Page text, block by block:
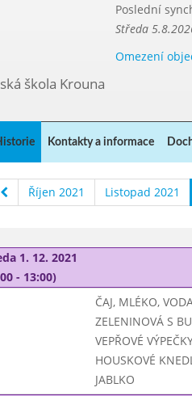
Poslední
Středa
Omezení
škola Krouna
Kontakty a informace
Říjen 2021 Listopad 2021
1. 12. 2021
- 13:00)
ČAJ, MLÉKO,
ZELENINOVÁ S
VEPŘOVÉ
HOUSKOVÉ
JABLKO